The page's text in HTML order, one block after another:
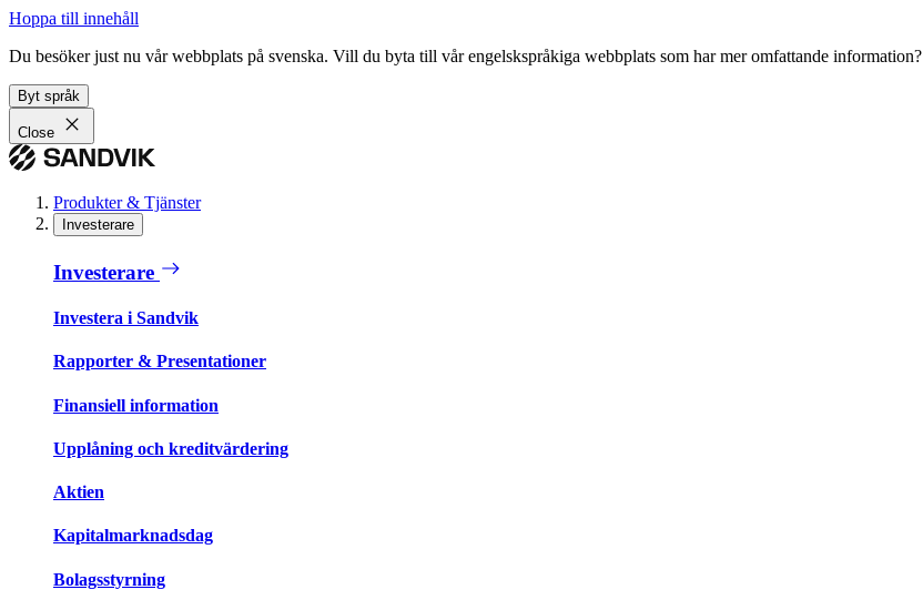
Hoppa till innehåll
Du besöker just nu vår webbplats på svenska. Vill du byta till vår engelskspråkiga webbplats som har mer omfattande information?
Byt språk
Close
Produkter & Tjänster
Investerare
Investerare
Investera i Sandvik
Rapporter & Presentationer
Finansiell information
Upplåning och kreditvärdering
Aktien
Kapitalmarknadsdag
Bolagsstyrning